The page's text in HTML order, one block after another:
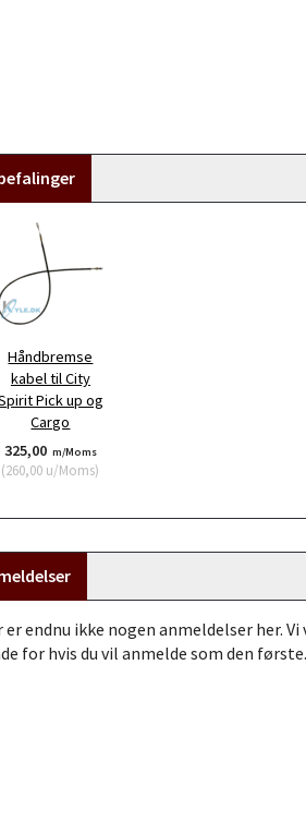
Håndbremse
kabel til City
Pick up og
Cargo
325,00 m/Moms
(260,00 u/Moms)
er endnu ikke nogen anmeldelser her.
for hvis du vil anmelde som den første.